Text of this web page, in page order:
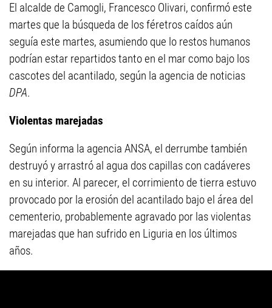
El alcalde de Camogli, Francesco Olivari, confirmó este
martes que la búsqueda de los féretros caídos aún
seguía este martes, asumiendo que lo restos humanos
podrían estar repartidos tanto en el mar como bajo los
cascotes del acantilado, según la agencia de noticias
DPA.
Violentas marejadas
Según informa la agencia ANSA, el derrumbe también
destruyó y arrastró al agua dos capillas con cadáveres
en su interior. Al parecer, el corrimiento de tierra estuvo
provocado por la erosión del acantilado bajo el área del
cementerio, probablemente agravado por las violentas
marejadas que han sufrido en Liguria en los últimos
años.